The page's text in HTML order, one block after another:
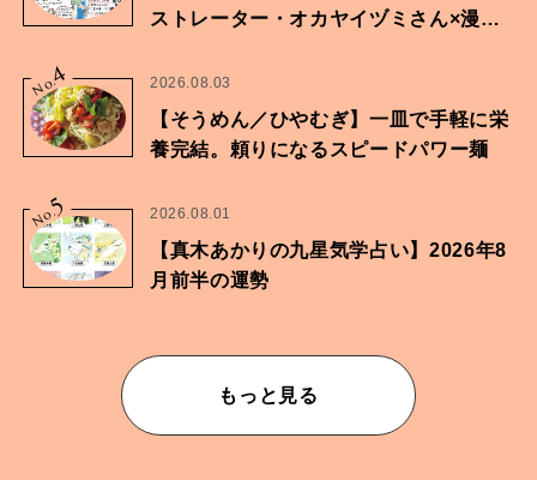
ストレーター・オカヤイヅミさん×漫画
No.
4 2026.08.03
【そうめん／ひやむぎ】一皿で手軽に栄
養完結。頼りになるスピードパワー麺
No.
5 2026.08.01
【真木あかりの九星気学占い】2026年8
月前半の運勢
もっと見る